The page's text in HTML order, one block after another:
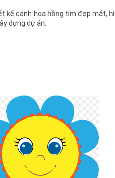
kế cánh hoa hồng tím đẹp mắt,
dựng dự án.